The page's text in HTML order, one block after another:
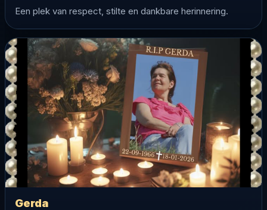
Een plek van respect, stilte en dankbare herinnering.
Gerda